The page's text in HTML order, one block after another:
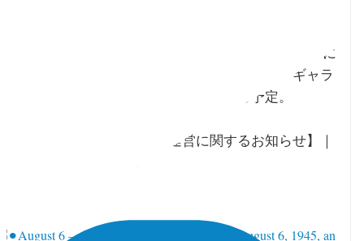
パンファウンデーション・トロントが2026年12年に
ィス移転を予定。さらに一般開架式図書館、ギャラ
、イベントスペースの運営を終了する予定。
後のオフィス移転・施設運営に関するお知らせ】｜
Foundation Toronto